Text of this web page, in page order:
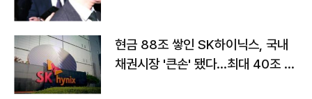
현금 88조 쌓인 SK하이닉스, 국내
채권시장 '큰손' 됐다…최대 40조 투